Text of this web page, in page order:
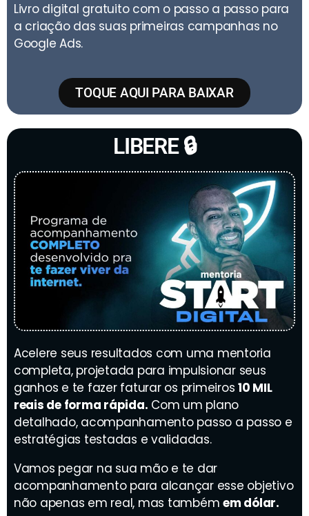
Livro digital gratuito com o passo a passo para
a criação das suas primeiras campanhas no
Google Ads.
TOQUE AQUI PARA BAIXAR
LIBERE 🔒
Acelere seus resultados com uma mentoria
completa, projetada para impulsionar seus
ganhos e te fazer faturar os primeiros10 MIL
reais de forma rápida. Com um plano
detalhado, acompanhamento passo a passo e
estratégias testadas e validadas.
Vamos pegar na sua mão e te dar
acompanhamento para alcançar esse objetivo
não apenas em real, mas tambémem dólar.